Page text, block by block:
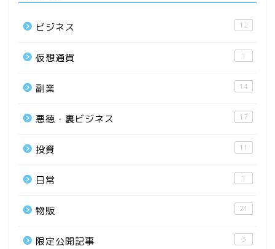
ビジネス 12
仮想通貨 1
副業 14
悪徳・裏ビジネス 17
投資 11
日常 1
物販 21
限定公開記事 3